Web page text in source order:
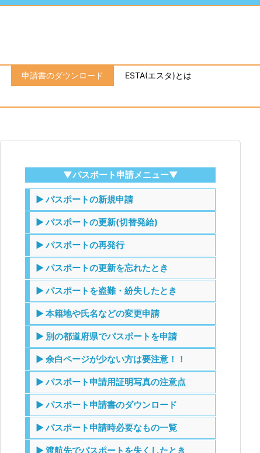
申請書のダウンロード ESTA(エスタ)とは
▼パスポート申請メニュー▼
▶ パスポートの新規申請
▶ パスポートの更新(切替発給)
▶ パスポートの再発行
▶ パスポートの更新を忘れたとき
▶ パスポートを盗難・紛失したとき
▶ 本籍地や氏名などの変更申請
▶ 別の都道府県でパスポートを申請
▶ 余白ページが少ない方は要注意！！
▶ パスポート申請用証明写真の注意点
▶ パスポート申請書のダウンロード
▶ パスポート申請時必要なもの一覧
▶ 渡航先でパスポートを失くしたとき